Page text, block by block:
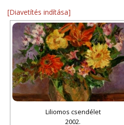
[Diavetítés indítása]
Liliomos csendélet
2002.